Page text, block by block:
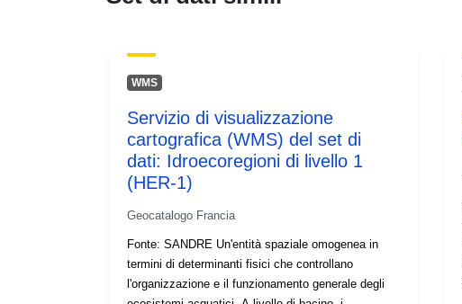
WMS
Servizio di visualizzazione
cartografica (WMS) del set di
dati: Idroecoregioni di livello 1
(HER-1)
Geocatalogo Francia
Fonte: SANDRE Un'entità spaziale omogenea in
termini di determinanti fisici che controllano
l'organizzazione e il funzionamento generale degli